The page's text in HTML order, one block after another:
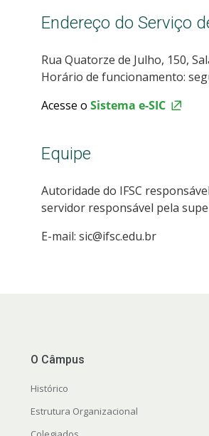
Endereço do Serviço
Rua Quatorze de Julho, 150,
Horário de funcionamento:
Acesse o Sistema e-SIC
Equipe
Autoridade do IFSC
servidor responsável pela
E-mail: sic@ifsc.edu.br
O Câmpus
Histórico
Estrutura Organizacional